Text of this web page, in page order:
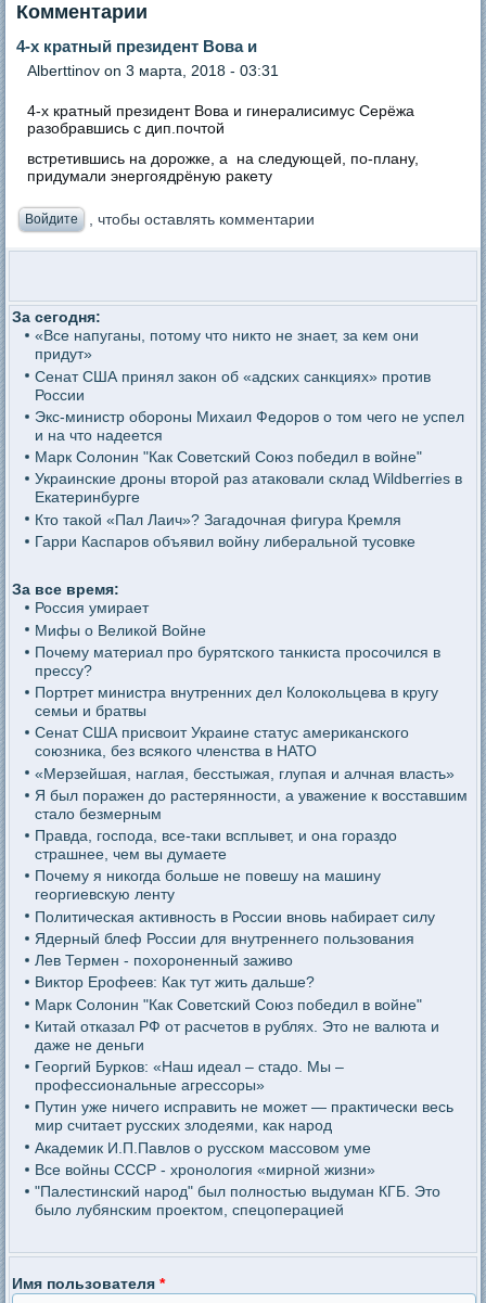
Комментарии
4-х кратный президент Вова и
Аlberttinov on 3 марта, 2018 - 03:31
4-х кратный президент Вова и гинералисимус Серёжа
разобравшись с дип.почтой
встретившись на дорожке, а на следующей, по-плану,
придумали энергоядрёную ракету
Войдите , чтобы оставлять комментарии
За сегодня:
«Все напуганы, потому что никто не знает, за кем они
придут»
Сенат США принял закон об «адских санкциях» против
России
Экс-министр обороны Михаил Федоров о том чего не успел
и на что надеется
Марк Солонин "Как Советский Союз победил в войне"
Украинские дроны второй раз атаковали склад Wildberries в
Екатеринбурге
Кто такой «Пал Лаич»? Загадочная фигура Кремля
Гарри Каспаров объявил войну либеральной тусовке
За все время:
Россия умирает
Мифы о Великой Войне
Почему материал про бурятского танкиста просочился в
прессу?
Портрет министра внутренних дел Колокольцева в кругу
семьи и братвы
Сенат США присвоит Украине статус американского
союзника, без всякого членства в НАТО
«Мерзейшая, наглая, бесстыжая, глупая и алчная власть»
Я был поражен до растерянности, а уважение к восставшим
стало безмерным
Правда, господа, все-таки всплывет, и она гораздо
страшнее, чем вы думаете
Почему я никогда больше не повешу на машину
георгиевскую ленту
Политическая активность в России вновь набирает силу
Ядерный блеф России для внутреннего пользования
Лев Термен - похороненный заживо
Виктор Ерофеев: Как тут жить дальше?
Марк Солонин "Как Советский Союз победил в войне"
Китай отказал РФ от расчетов в рублях. Это не валюта и
даже не деньги
Георгий Бурков: «Наш идеал – стадо. Мы –
профессиональные агрессоры»
Путин уже ничего исправить не может — практически весь
мир считает русских злодеями, как народ
Академик И.П.Павлов о русском массовом уме
Все войны СССР - хронология «мирной жизни»
"Палестинский народ" был полностью выдуман КГБ. Это
было лубянским проектом, спецоперацией
Имя пользователя*